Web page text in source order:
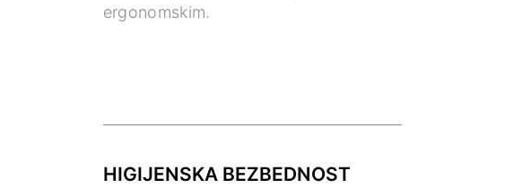
ergonomskim.
HIGIJENSKA BEZBEDNOST